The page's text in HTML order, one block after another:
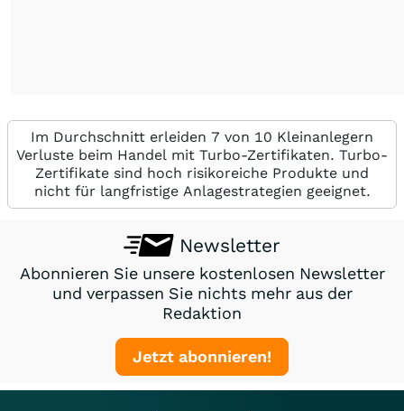
Im Durchschnitt erleiden 7 von 10 Kleinanlegern
Verluste beim Handel mit Turbo-Zertifikaten. Turbo-
Zertifikate sind hoch risikoreiche Produkte und
nicht für langfristige Anlagestrategien geeignet.
Newsletter
Abonnieren Sie unsere kostenlosen Newsletter
und verpassen Sie nichts mehr aus der
Redaktion
Jetzt abonnieren!